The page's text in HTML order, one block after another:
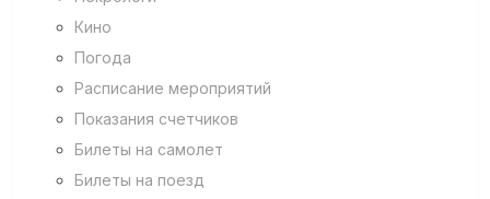
Кино
Погода
Расписание мероприятий
Показания счетчиков
Билеты на самолет
Билеты на поезд